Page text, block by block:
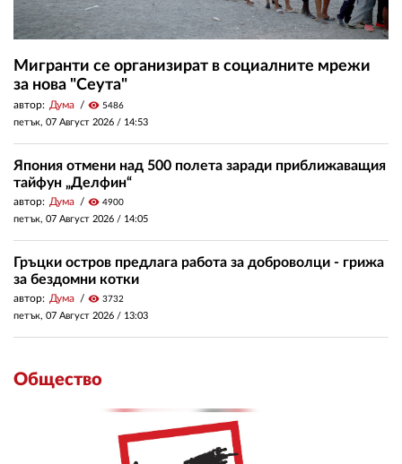
Мигранти се организират в социалните мрежи
за нова "Сеута"
автор: Дума visibility 5486
петък, 07 Август 2026 / 14:53
Япония отмени над 500 полета заради приближаващия
тайфун „Делфин“
автор: Дума visibility 4900
петък, 07 Август 2026 / 14:05
Гръцки остров предлага работа за доброволци - грижа
за бездомни котки
автор: Дума visibility 3732
петък, 07 Август 2026 / 13:03
Общество